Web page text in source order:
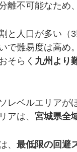
離不可能なため
と人口が多い（
で難易度は高め
そらく 九州より
レベルエリアが
アは、 宮城県全
、 最低限の回避